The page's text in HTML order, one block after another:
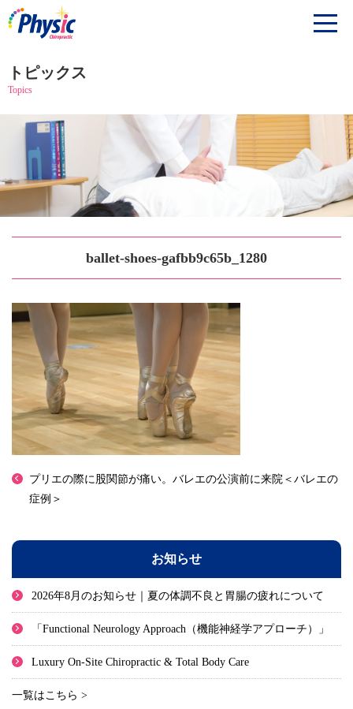
トピックス
Topics
ballet-shoes-gafbb9c65b_1280
プリエの際に股関節が痛い。バレエの公演前に来院＜バレエの
症例＞
お知らせ
2026年8月のお知らせ｜夏の体調不良と胃腸の疲れについて
「Functional Neurology Approach（機能神経学アプローチ）」
Luxury On-Site Chiropractic & Total Body Care
一覧はこちら >